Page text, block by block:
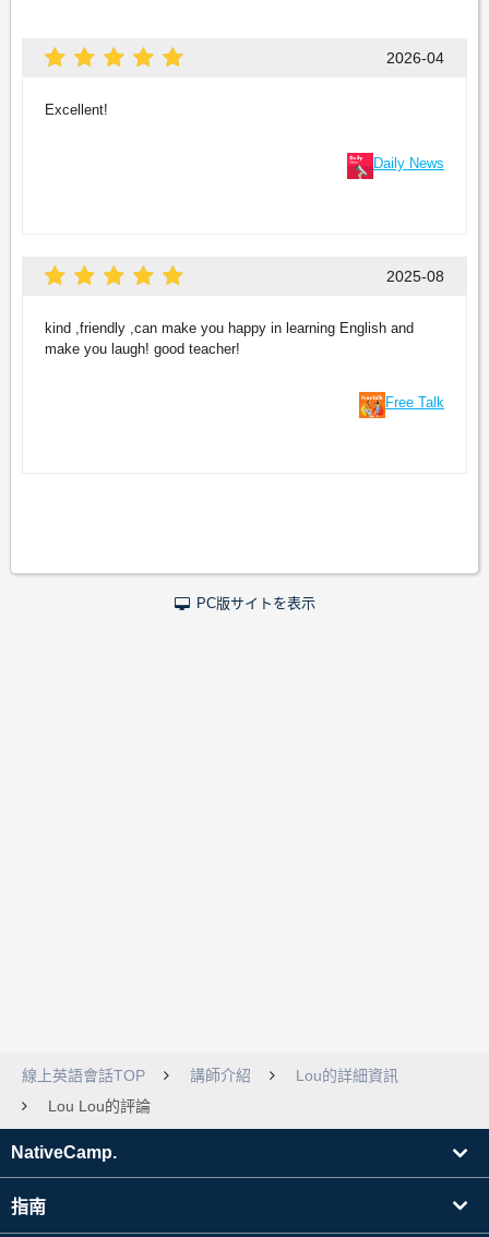
2026-04
Excellent!
Daily News
2025-08
kind ,friendly ,can make you happy in learning English and
make you laugh! good teacher!
Free Talk
PC版サイトを表示
線上英語會話TOP 講師介紹
Lou的詳細資訊
Lou Lou的評論
NativeCamp.
指南